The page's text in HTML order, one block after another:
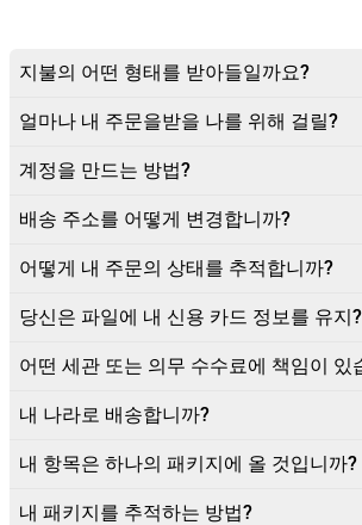
지불의 어떤 형태를 받아들일까요?
얼마나 내 주문을받을 나를 위해 걸릴?
계정을 만드는 방법?
배송 주소를 어떻게 변경합니까?
어떻게 내 주문의 상태를 추적합니까?
당신은 파일에 내 신용 카드 정보를 유지?
어떤 세관 또는 의무 수수료에 책임이 있
내 나라로 배송합니까?
내 항목은 하나의 패키지에 올 것입니까?
내 패키지를 추적하는 방법?